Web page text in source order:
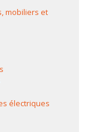
mobiliers et
électriques